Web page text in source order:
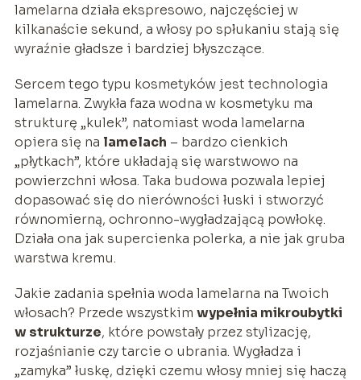
lamelarna działa ekspresowo, najczęściej w
kilkanaście sekund, a włosy po spłukaniu stają się
wyraźnie gładsze i bardziej błyszczące.
Sercem tego typu kosmetyków jest technologia
lamelarna. Zwykła faza wodna w kosmetyku ma
strukturę „kulek”, natomiast woda lamelarna
opiera się na lamelach – bardzo cienkich
„płytkach”, które układają się warstwowo na
powierzchni włosa. Taka budowa pozwala lepiej
dopasować się do nierówności łuski i stworzyć
równomierną, ochronno-wygładzającą powłokę.
Działa ona jak supercienka polerka, a nie jak gruba
warstwa kremu.
Jakie zadania spełnia woda lamelarna na Twoich
włosach? Przede wszystkim wypełnia mikroubytki
w strukturze, które powstały przez stylizację,
rozjaśnianie czy tarcie o ubrania. Wygładza i
„zamyka” łuskę, dzięki czemu włosy mniej się haczą